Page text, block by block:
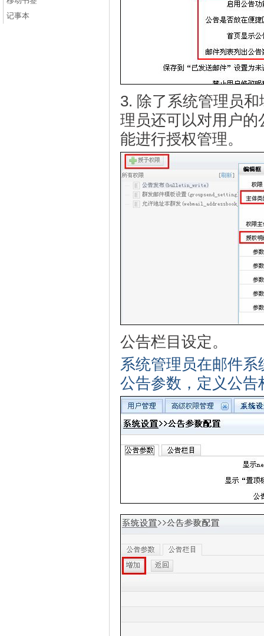
记事本
3. 除了系统管理员
理员还可以对用户
能进行授权管理。
公告栏目设定。
系统管理员在邮件
公告参数，定义公告